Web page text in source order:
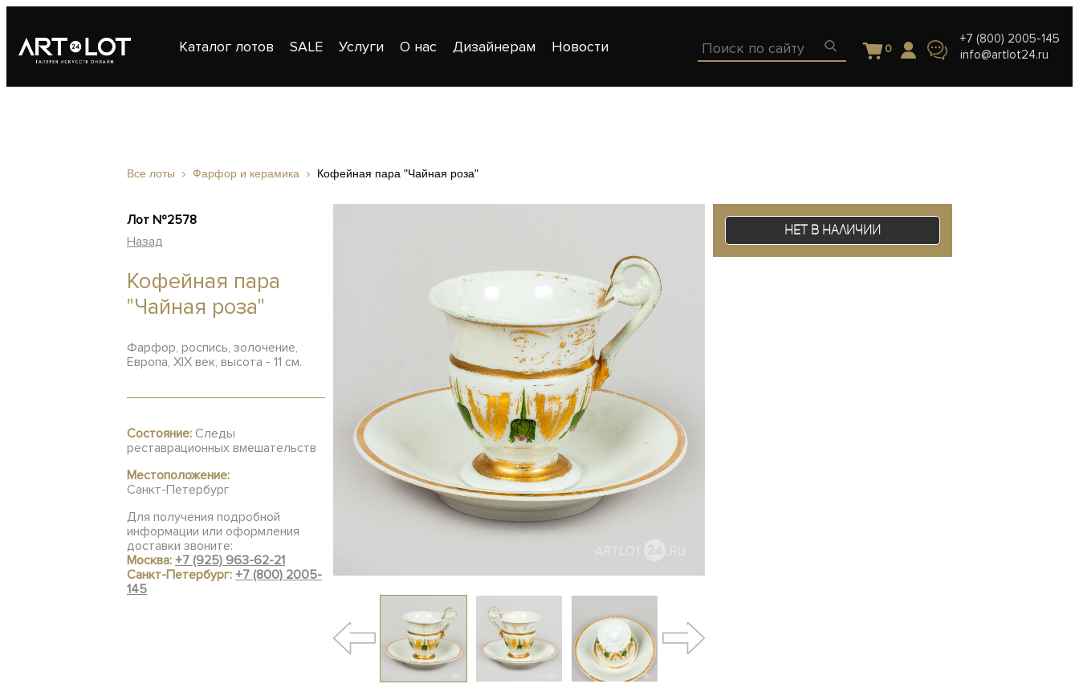
Каталог лотов SALE Услуги О нас Дизайнерам Новости 0
+7 (800) 2005-145
info@artlot24.ru
Все лоты Фарфор и керамика Кофейная пара "Чайная роза"
Лот №2578
Назад
Кофейная пара
"Чайная роза"
Фарфор, роспись, золочение,
Европа, XIX век, высота - 11 см.
Состояние: Следы
реставрационных вмешательств
Местоположение:
Санкт-Петербург
Для получения подробной
информации или оформления
доставки звоните:
Москва: +7 (925) 963-62-21
Санкт-Петербург: +7 (800) 2005-
145
Нет в наличии